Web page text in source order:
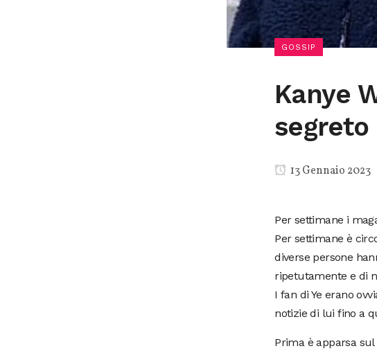
GOSSIP
Kanye
segreto
13 Gennaio 2023
Per settimane i
Per settimane è
diverse persone
ripetutamente e di
I fan di Ye erano
notizie di lui fino a
Prima è apparsa